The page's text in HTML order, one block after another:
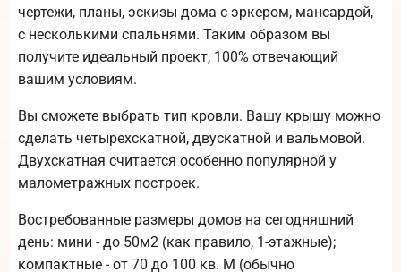
чертежи, планы, эскизы дома с эркером, мансардой,
с несколькими спальнями. Таким образом вы
получите идеальный проект, 100% отвечающий
вашим условиям.
Вы сможете выбрать тип кровли. Вашу крышу можно
сделать четырехскатной, двускатной и вальмовой.
Двухскатная считается особенно популярной у
малометражных построек.
Востребованные размеры домов на сегодняшний
день: мини - до 50м2 (как правило, 1-этажные);
компактные - от 70 до 100 кв. М (обычно